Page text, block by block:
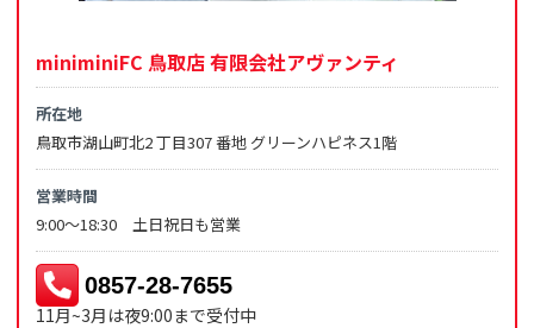
miniminiFC 鳥取店 有限会社アヴァンティ
所在地
鳥取市湖山町北2 丁目307 番地 グリーンハピネス1階
営業時間
9:00～18:30 土日祝日も営業
0857-28-7655
11月~3月は夜9:00まで受付中